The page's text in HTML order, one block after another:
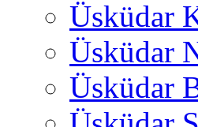
Üsküdar
Üsküdar
Üsküdar